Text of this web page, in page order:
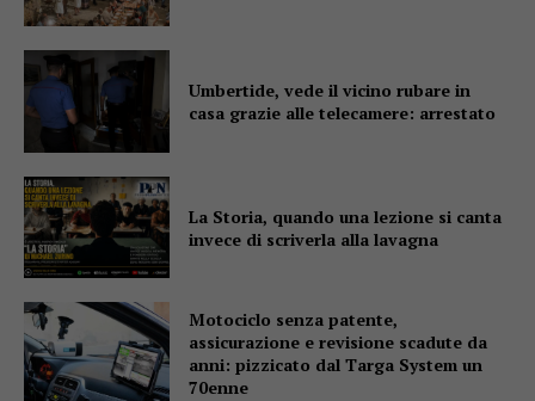
Umbertide, vede il vicino rubare in
casa grazie alle telecamere: arrestato
La Storia, quando una lezione si canta
invece di scriverla alla lavagna
Motociclo senza patente,
assicurazione e revisione scadute da
anni: pizzicato dal Targa System un
70enne